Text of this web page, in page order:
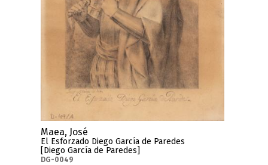
Maea, José
El Esforzado Diego García de Paredes
[Diego García de Paredes]
DG-0049